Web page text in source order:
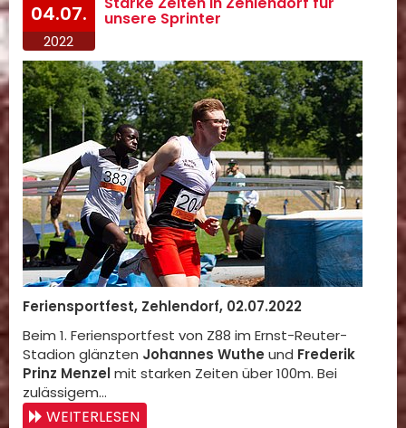
04.07.
2022
unsere Sprinter
Feriensportfest, Zehlendorf, 02.07.2022
Beim 1. Feriensportfest von Z88 im Ernst-Reuter-
Stadion glänzten Johannes Wutheund Frederik
Prinz Menzelmit starken Zeiten über 100m. Bei
zulässigem…
WEITERLESEN